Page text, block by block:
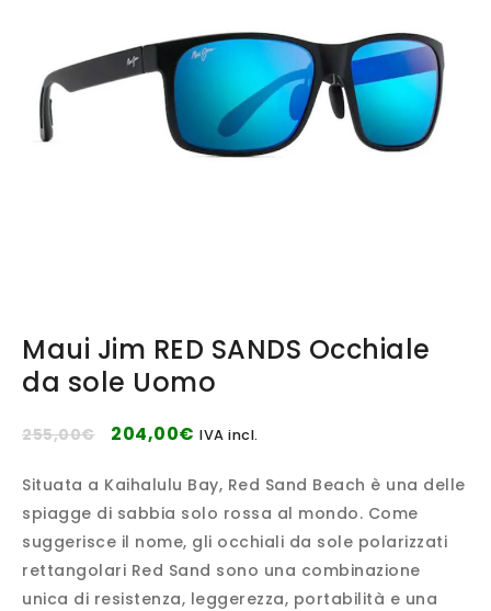
Maui Jim RED SANDS Occhiale
da sole Uomo
255,00€ 204,00€ IVA incl.
Situata a Kaihalulu Bay, Red Sand Beach è una delle
spiagge di sabbia solo rossa al mondo. Come
suggerisce il nome, gli occhiali da sole polarizzati
rettangolari Red Sand sono una combinazione
unica di resistenza, leggerezza, portabilità e una